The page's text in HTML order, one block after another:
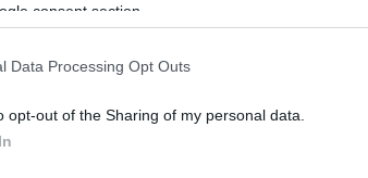
consent section.
Data Processing Opt Outs
opt-out of the Sharing of my personal data.
que ofrecieron mayores retornos mostraron
, con una ganancia de 34.41%
correspondió a